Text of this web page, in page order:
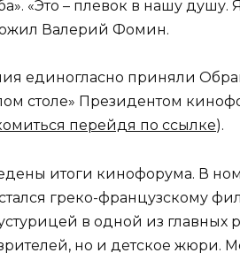
«Это – плевок в нашу
Валерий Фомин.
единогласно приняли
столе» Президентом
перейдя по ссылке).
итоги кинофорума. В
греко-французскому
в одной из
но и детское жюри.